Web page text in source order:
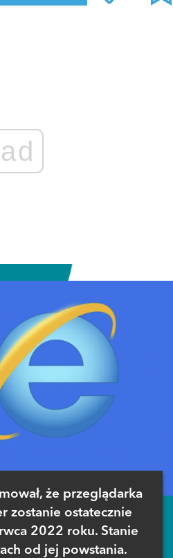
ad
że przeglądarka
zostanie ostatecznie
2022 roku. Stanie
od jej powstania.